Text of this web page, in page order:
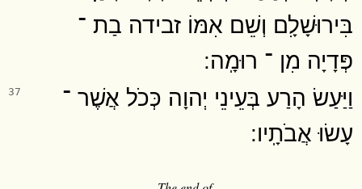
בִּירוּשָׁלִָם וְשֵׁם אִמּוֹ זבידה בַת ־
פְּדָיָה מִן ־ רוּמָֽה ׃
37
וַיַּעַשׂ הָרַע בְּעֵינֵי יְהוָה כְּכֹל אֲשֶׁר ־
עָשׂוּ אֲבֹתָֽיו ׃